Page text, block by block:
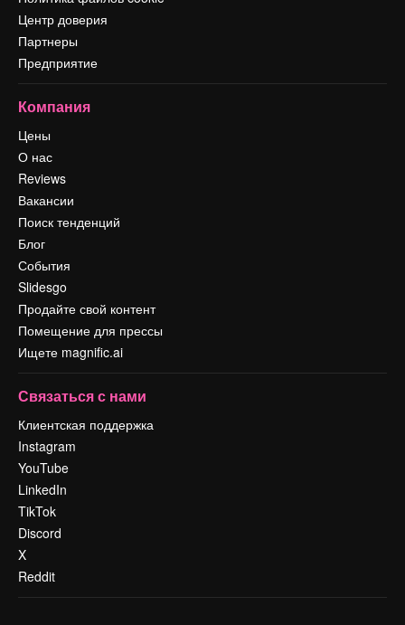
Центр доверия
Партнеры
Предприятие
Компания
Цены
О нас
Reviews
Вакансии
Поиск тенденций
Блог
События
Slidesgo
Продайте свой контент
Помещение для прессы
Ищете magnific.ai
Связаться с нами
Клиентская поддержка
Instagram
YouTube
LinkedIn
TikTok
Discord
X
Reddit